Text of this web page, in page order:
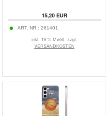
15,20EUR
ART. NR.: 261401
inkl. 19 % MwSt. zzgl.
VERSANDKOSTEN